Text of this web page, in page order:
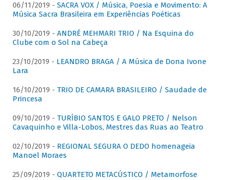
06/11/2019 - SACRA VOX / Música, Poesia e Movimento: A
Música Sacra Brasileira em Experiências Poéticas
30/10/2019 - ANDRÉ MEHMARI TRIO / Na Esquina do
Clube com o Sol na Cabeça
23/10/2019 - LEANDRO BRAGA / A Música de Dona Ivone
Lara
16/10/2019 - TRIO DE CAMARA BRASILEIRO / Saudade de
Princesa
09/10/2019 - TURÍBIO SANTOS E GALO PRETO / Nelson
Cavaquinho e Villa-Lobos, Mestres das Ruas ao Teatro
02/10/2019 - REGIONAL SEGURA O DEDO homenageia
Manoel Moraes
25/09/2019 - QUARTETO METACÚSTICO / Metamorfose